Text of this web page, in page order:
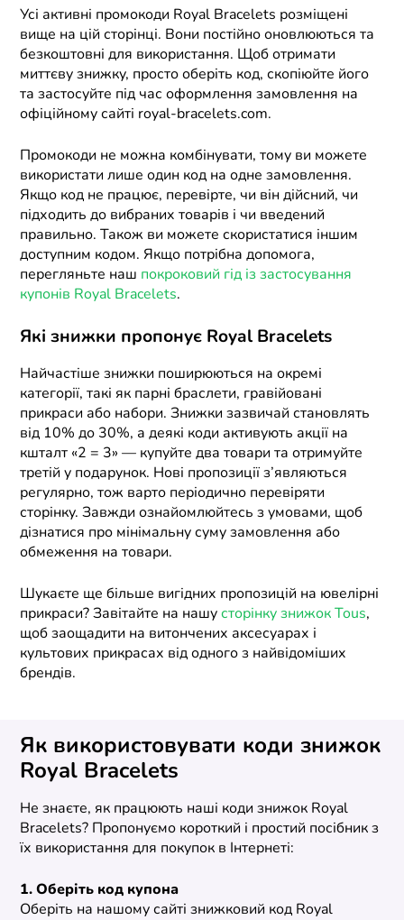
Усі активні промокоди Royal Bracelets розміщені
вище на цій сторінці. Вони постійно оновлюються та
безкоштовні для використання. Щоб отримати
миттєву знижку, просто оберіть код, скопіюйте його
та застосуйте під час оформлення замовлення на
офіційному сайті royal-bracelets.com.
Промокоди не можна комбінувати, тому ви можете
використати лише один код на одне замовлення.
Якщо код не працює, перевірте, чи він дійсний, чи
підходить до вибраних товарів і чи введений
правильно. Також ви можете скористатися іншим
доступним кодом. Якщо потрібна допомога,
перегляньте наш покроковий гід із застосування
купонів Royal Bracelets.
Які знижки пропонує Royal Bracelets
Найчастіше знижки поширюються на окремі
категорії, такі як парні браслети, гравійовані
прикраси або набори. Знижки зазвичай становлять
від 10% до 30%, а деякі коди активують акції на
кшталт «2 = 3» — купуйте два товари та отримуйте
третій у подарунок. Нові пропозиції з’являються
регулярно, тож варто періодично перевіряти
сторінку. Завжди ознайомлюйтесь з умовами, щоб
дізнатися про мінімальну суму замовлення або
обмеження на товари.
Шукаєте ще більше вигідних пропозицій на ювелірні
прикраси? Завітайте на нашусторінку знижок Tous,
щоб заощадити на витончених аксесуарах і
культових прикрасах від одного з найвідоміших
брендів.
Як використовувати коди знижок
Royal Bracelets
Не знаєте, як працюють наші коди знижок Royal
Bracelets? Пропонуємо короткий і простий посібник з
їх використання для покупок в Інтернеті:
1. Оберіть код купона
Оберіть на нашому сайті знижковий код Royal